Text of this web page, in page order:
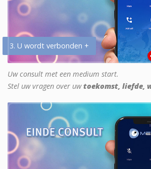
3. U wordt verbonden +
Uw consult met een medium start.
Stel uw vragen over uwtoekomst, liefde,